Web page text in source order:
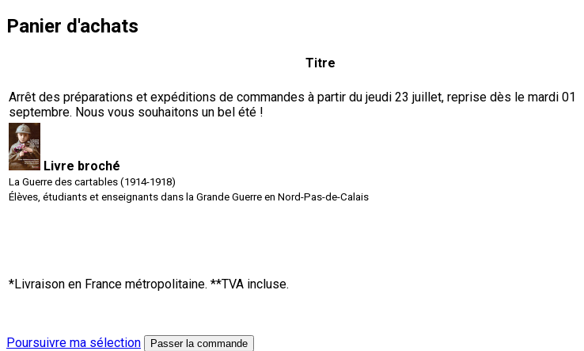
Panier d'achats
Arrêt des préparations et expéditions de commandes à partir du jeudi 23 juillet, reprise dès le mardi 01
septembre. Nous vous souhaitons un bel été !
Titre
Livre broché
La Guerre des cartables (1914-1918)
Élèves, étudiants et enseignants dans la Grande Guerre en Nord-Pas-de-Calais
*Livraison en France métropolitaine. **TVA incluse.
Poursuivre ma sélection
Passer la commande